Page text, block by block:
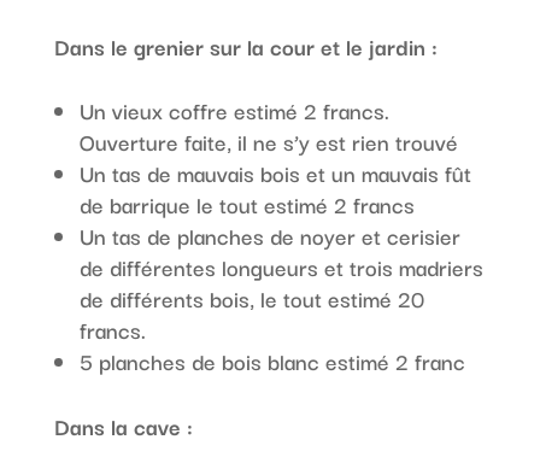
Dans le grenier sur la cour et le jardin :
Un vieux coffre estimé 2 francs.
Ouverture faite, il ne s’y est rien trouvé
Un tas de mauvais bois et un mauvais fût
de barrique le tout estimé 2 francs
Un tas de planches de noyer et cerisier
de différentes longueurs et trois madriers
de différents bois, le tout estimé 20
francs.
5 planches de bois blanc estimé 2 franc
Dans la cave :